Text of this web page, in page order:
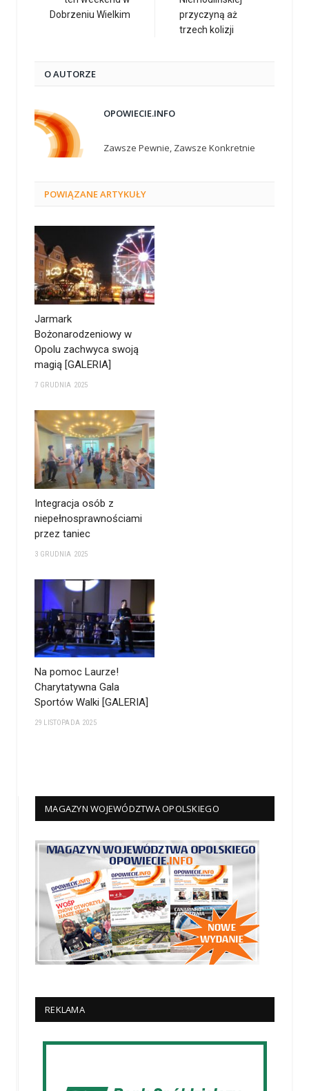
Dobrzeniu Wielkim
przyczyną aż
trzech kolizji
O AUTORZE
OPOWIECIE.INFO
Zawsze Pewnie, Zawsze Konkretnie
POWIĄZANEARTYKUŁY
Jarmark
Bożonarodzeniowy w
Opolu zachwyca swoją
magią [GALERIA]
7 GRUDNIA 2025
Integracja osób z
niepełnosprawnościami
przez taniec
3 GRUDNIA 2025
Na pomoc Laurze!
Charytatywna Gala
Sportów Walki [GALERIA]
29 LISTOPADA 2025
MAGAZYN WOJEWÓDZTWA OPOLSKIEGO
REKLAMA